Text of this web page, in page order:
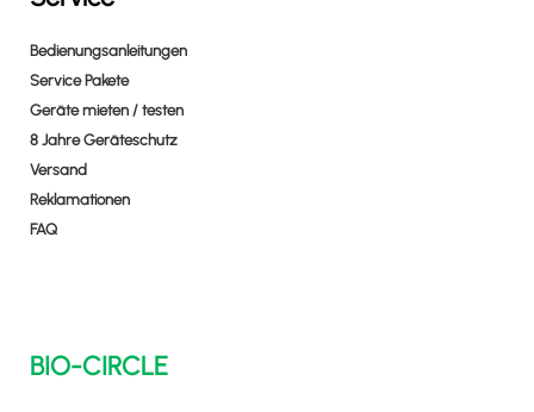
Bedienungsanleitungen
Service Pakete
Geräte mieten / testen
8 Jahre Geräteschutz
Versand
Reklamationen
FAQ
BIO-CIRCLE